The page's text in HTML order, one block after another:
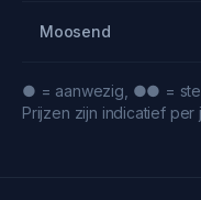
Moosend
● = aanwezig, ●● =
Prijzen zijn indicatief per